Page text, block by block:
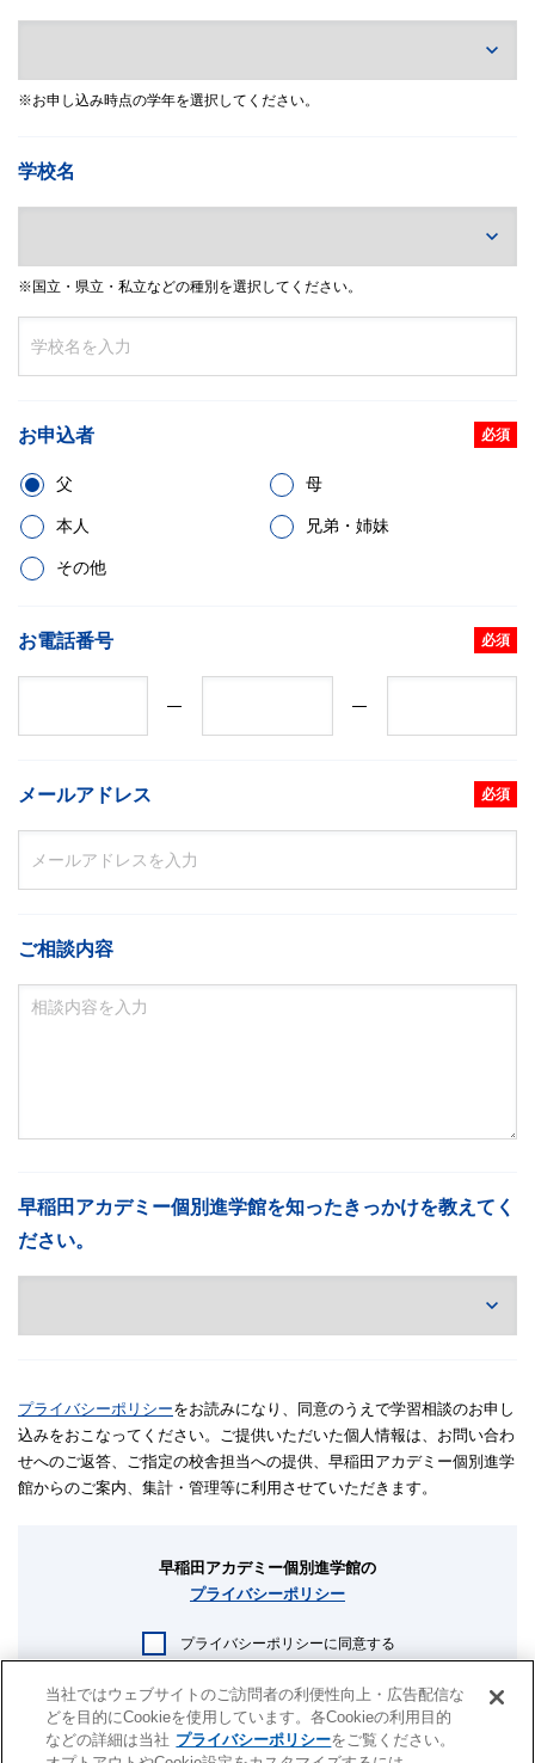
※お申し込み時点の学年を選択してください。
学校名
※国立・県立・私立などの種別を選択してください。
お申込者 必須
父 母
本人 兄弟・姉妹
その他
お電話番号 必須
メールアドレス 必須
ご相談内容
早稲田アカデミー個別進学館を知ったきっかけを教えてく
ださい。
プライバシーポリシーをお読みになり、同意のうえで学習相談のお申し
込みをおこなってください。ご提供いただいた個人情報は、お問い合わ
せへのご返答、ご指定の校舎担当への提供、早稲田アカデミー個別進学
館からのご案内、集計・管理等に利用させていただきます。
早稲田アカデミー個別進学館の
プライバシーポリシー
プライバシーポリシーに同意する
送信
当社ではウェブサイトのご訪問者の利便性向上・広告配信な
どを目的にCookieを使用しています。各Cookieの利用目的
などの詳細は当社 プライバシーポリシーをご覧ください。